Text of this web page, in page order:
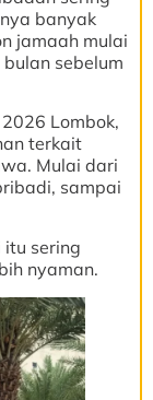
banyak
jamaah mulai
sebelum
Lombok,
terkait
Mulai dari
sampai
sering
nyaman.